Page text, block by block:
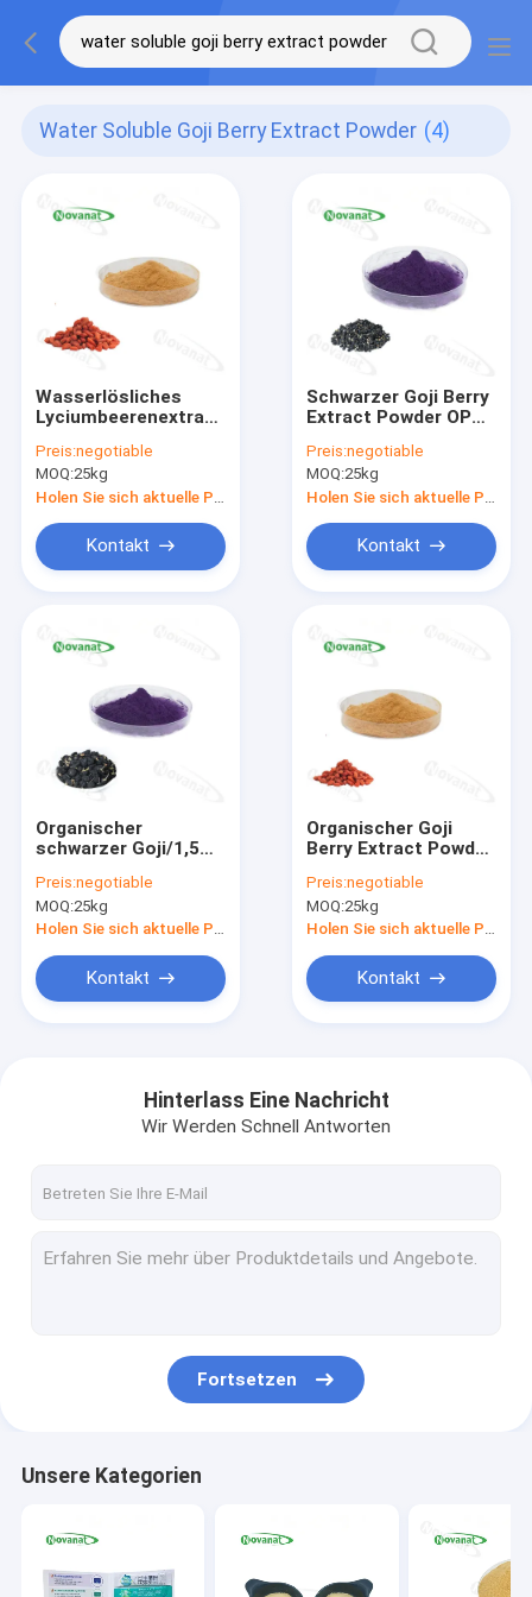
Water Soluble Goji Berry Extract Powder (4)
Wasserlösliches
Lyciumbeerenextrakt-
Polysaccharide /
Clean Label
Preis:negotiable
MOQ:25kg
Kontakt
Schwarzer Goji Berry
Extract Powder OPC
(Proanthocyanidins)/
Preis:negotiable
MOQ:25kg
Kontakt
Organischer
schwarzer Goji/1,5%
Powder
(Proanthocyanidins)/Antioxidansbestandteil
Preis:negotiable
MOQ:25kg
Kontakt
Organischer Goji
Berry Extract Powder
Polysaccharide/
Aufkleber
Preis:negotiable
MOQ:25kg
Kontakt
Hinterlass Eine Nachricht
Wir Werden Schnell Antworten
Fortsetzen
Unsere Kategorien